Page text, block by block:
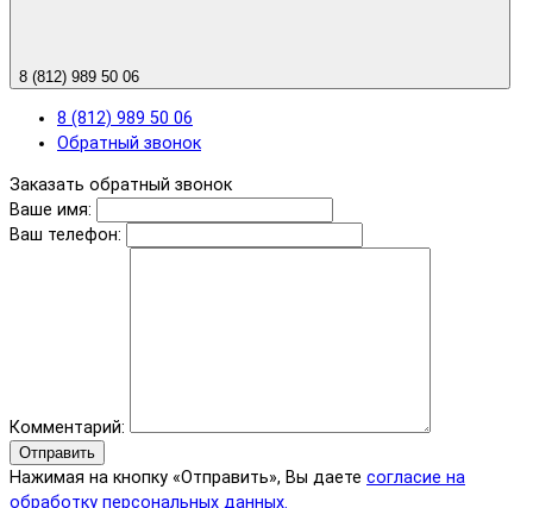
8 (812) 989 50 06
8 (812) 989 50 06
Обратный звонок
Заказать обратный звонок
Ваше имя:
Ваш телефон:
Комментарий:
Отправить
Нажимая на кнопку «Отправить», Вы даете согласие на
обработку персональных данных.